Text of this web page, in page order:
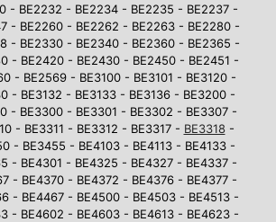
- BE2232 - BE2234 - BE2235 - BE2237 -
- BE2260 - BE2262 - BE2263 - BE2280 -
- BE2330 - BE2340 - BE2360 - BE2365 -
- BE2420 - BE2430 - BE2450 - BE2451 -
- BE2569 - BE3100 - BE3101 - BE3120 -
- BE3132 - BE3133 - BE3136 - BE3200 -
- BE3300 - BE3301 - BE3302 - BE3307 -
- BE3311 - BE3312 - BE3317 - BE3318-
- BE3455 - BE4103 - BE4113 - BE4133 -
- BE4301 - BE4325 - BE4327 - BE4337 -
- BE4370 - BE4372 - BE4376 - BE4377 -
- BE4467 - BE4500 - BE4503 - BE4513 -
- BE4602 - BE4603 - BE4613 - BE4623 -